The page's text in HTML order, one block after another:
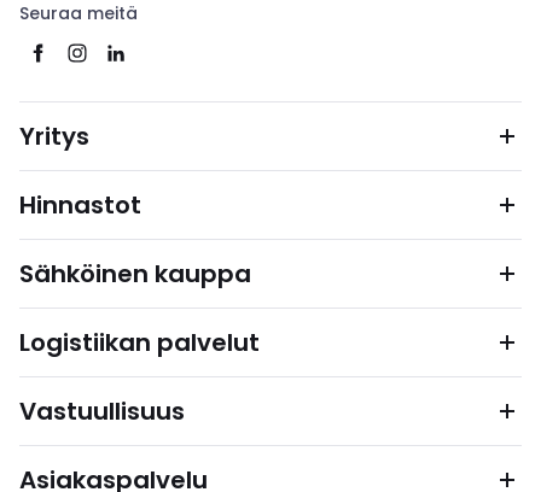
Seuraa meitä
Yritys
Hinnastot
Sähköinen kauppa
Logistiikan palvelut
Vastuullisuus
Asiakaspalvelu